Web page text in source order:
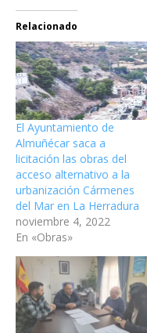
Relacionado
El Ayuntamiento de
Almuñécar saca a
licitación las obras del
acceso alternativo a la
urbanización Cármenes
del Mar en La Herradura
noviembre 4, 2022
En «Obras»